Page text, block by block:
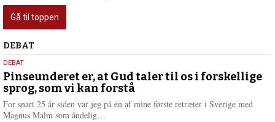
Gå til toppen
Debat
DEBAT
5.
august
2026
DEBAT
Pinseunderet er, at Gud taler til os i forskellige
sprog, som vi kan forstå
For snart 25 år siden var jeg på én af mine første retræter i Sverige med
Magnus Malm som åndelig…